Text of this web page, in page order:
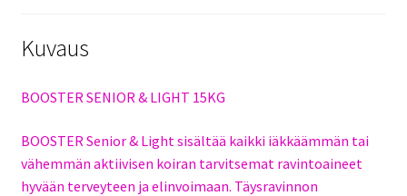
Kuvaus
BOOSTER SENIOR & LIGHT 15KG
BOOSTER Senior & Light sisältää kaikki iäkkäämmän tai
vähemmän aktiivisen koiran tarvitsemat ravintoaineet
hyvään terveyteen ja elinvoimaan. Täysravinnon